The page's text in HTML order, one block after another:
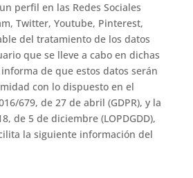
perfil en las Redes Sociales
Twitter, Youtube, Pinterest,
del tratamiento de los datos
que se lleve a cabo en dichas
de que estos datos serán
con lo dispuesto en el
679, de 27 de abril (GDPR), y la
de 5 de diciembre (LOPDGDD),
la siguiente información del